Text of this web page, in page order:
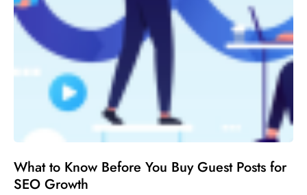
What to Know Before You Buy Guest Posts for
SEO Growth